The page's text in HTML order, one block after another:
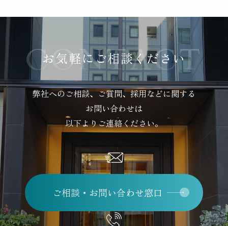
お気軽にご相談ください
弊社へのご相談、ご質問、採用などに関する
お問い合わせは
以下よりご連絡ください。
ご相談・お問い合わせ窓口